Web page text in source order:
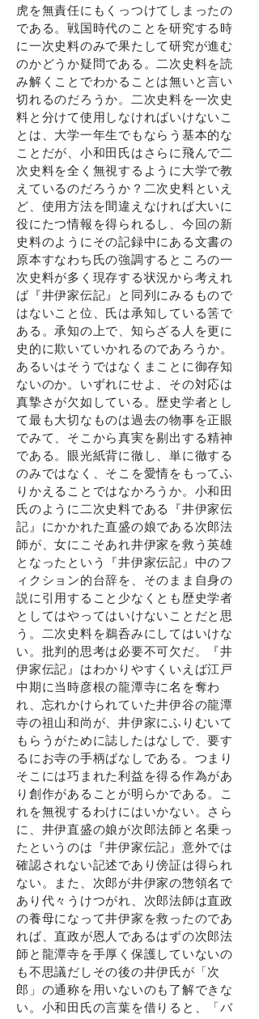
虎を無責任にもくっつけてしまったの
である。戦国時代のことを研究する時
に一次史料のみで果たして研究が進む
のかどうか疑問である。二次史料を読
み解くことでわかることは無いと言い
切れるのだろうか。二次史料を一次史
料と分けて使用しなければいけないこ
とは、大学一年生でもならう基本的な
ことだが、小和田氏はさらに飛んで二
次史料を全く無視するように大学で教
えているのだろうか？二次史料といえ
ど、使用方法を間違えなければ大いに
役にたつ情報を得られるし、今回の新
史料のようにその記録中にある文書の
原本すなわち氏の強調するところの一
次史料が多く現存する状況から考えれ
ば『井伊家伝記』と同列にみるもので
はないこと位、氏は承知している筈で
ある。承知の上で、知らざる人を更に
史的に欺いていかれるのであろうか。
あるいはそうではなくまことに御存知
ないのか。いずれにせよ、その対応は
真摯さが欠如している。歴史学者とし
て最も大切なものは過去の物事を正眼
でみて、そこから真実を剔出する精神
である。眼光紙背に徹し、単に徹する
のみではなく、そこを愛情をもってふ
りかえることではなかろうか。小和田
氏のように二次史料である『井伊家伝
記』にかかれた直盛の娘である次郎法
師が、女にこそあれ井伊家を救う英雄
となったという『井伊家伝記』中のフ
ィクション的台辞を、そのまま自身の
説に引用すること少なくとも歴史学者
としてはやってはいけないことだと思
う。二次史料を鵜呑みにしてはいけな
い。批判的思考は必要不可欠だ。『井
伊家伝記』はわかりやすくいえば江戸
中期に当時彦根の龍潭寺に名を奪わ
れ、忘れかけられていた井伊谷の龍潭
寺の祖山和尚が、井伊家にふりむいて
もらうがために誌したはなしで、要す
るにお寺の手柄ばなしである。つまり
そこには巧まれた利益を得る作為があ
り創作があることが明らかである。こ
れを無視するわけにはいかない。さら
に、井伊直盛の娘が次郎法師と名乗っ
たというのは『井伊家伝記』意外では
確認されない記述であり傍証は得られ
ない。また、次郎が井伊家の惣領名で
あり代々うけつがれ、次郎法師は直政
の養母になって井伊家を救ったのであ
れば、直政が恩人であるはずの次郎法
師と龍潭寺を手厚く保護していないの
も不思議だしその後の井伊氏が「次
郎」の通称を用いないのも了解できな
い。小和田氏の言葉を借りると、「バ